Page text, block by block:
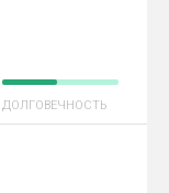
ДОЛГОВЕЧНОСТЬ